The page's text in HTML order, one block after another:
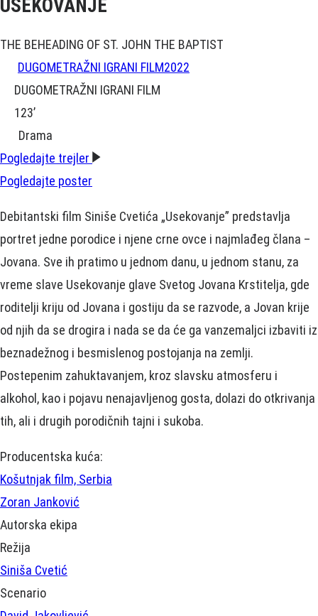
USEKOVANJE
THE BEHEADING OF ST. JOHN THE BAPTIST
DUGOMETRAŽNI IGRANI FILM2022
DUGOMETRAŽNI IGRANI FILM
123’
Drama
Pogledajte trejler
Pogledajte poster
Debitantski film Siniše Cvetića „Usekovanje” predstavlja
portret jedne porodice i njene crne ovce i najmlađeg člana –
Jovana. Sve ih pratimo u jednom danu, u jednom stanu, za
vreme slave Usekovanje glave Svetog Jovana Krstitelja, gde
roditelji kriju od Jovana i gostiju da se razvode, a Jovan krije
od njih da se drogira i nada se da će ga vanzemaljci izbaviti iz
beznadežnog i besmislenog postojanja na zemlji.
Postepenim zahuktavanjem, kroz slavsku atmosferu i
alkohol, kao i pojavu nenajavljenog gosta, dolazi do otkrivanja
tih, ali i drugih porodičnih tajni i sukoba.
Producentska kuća:
Košutnjak film, Serbia
Zoran Janković
Autorska ekipa
Režija
Siniša Cvetić
Scenario